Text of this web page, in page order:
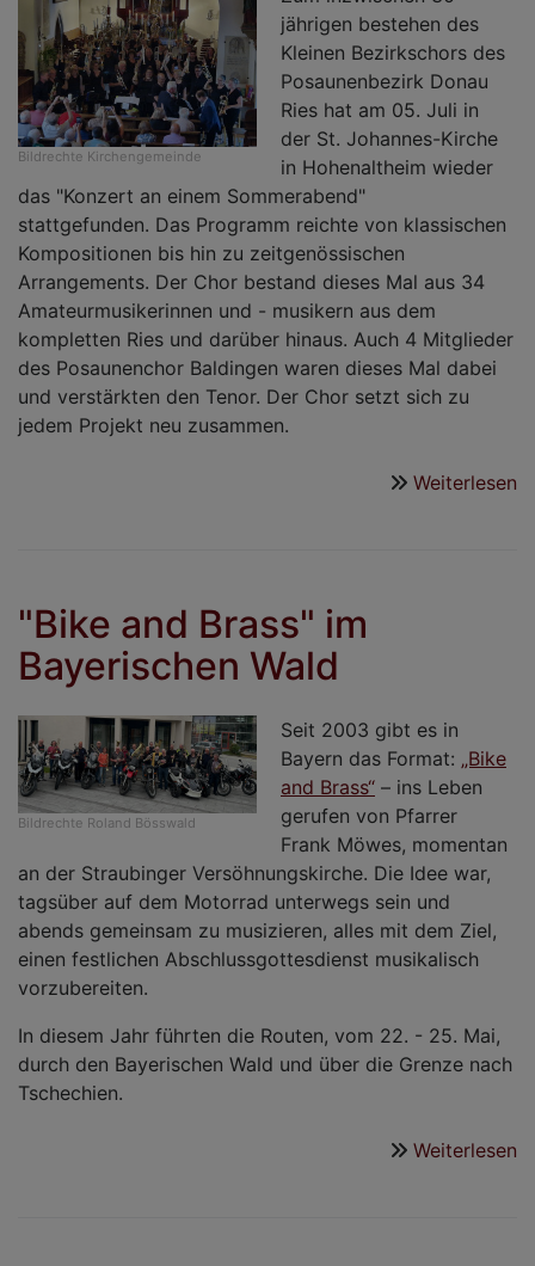
Bildrechte Kirchengemeinde
jährigen bestehen des
Kleinen Bezirkschors des
Posaunenbezirk Donau
Ries hat am 05. Juli in
der St. Johannes-Kirche
in Hohenaltheim wieder
das "Konzert an einem Sommerabend"
stattgefunden. Das Programm reichte von klassischen
Kompositionen bis hin zu zeitgenössischen
Arrangements. Der Chor bestand dieses Mal aus 34
Amateurmusikerinnen und - musikern aus dem
kompletten Ries und darüber hinaus. Auch 4 Mitglieder
des Posaunenchor Baldingen waren dieses Mal dabei
und verstärkten den Tenor. Der Chor setzt sich zu
jedem Projekt neu zusammen.
Weiterlesen
"Bike and Brass" im
Bayerischen Wald
Bildrechte Roland Bösswald
Seit 2003 gibt es in
Bayern das Format: „Bike
and Brass“ – ins Leben
gerufen von Pfarrer
Frank Möwes, momentan
an der Straubinger Versöhnungskirche. Die Idee war,
tagsüber auf dem Motorrad unterwegs sein und
abends gemeinsam zu musizieren, alles mit dem Ziel,
einen festlichen Abschlussgottesdienst musikalisch
vorzubereiten.
In diesem Jahr führten die Routen, vom 22. - 25. Mai,
durch den Bayerischen Wald und über die Grenze nach
Tschechien.
Weiterlesen